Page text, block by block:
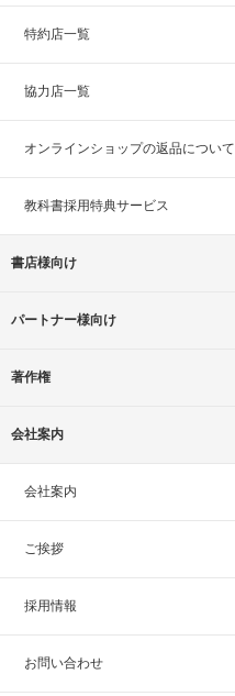
特約店一覧
協力店一覧
オンラインショップの返品について
教科書採用特典サービス
書店様向け
パートナー様向け
著作権
会社案内
会社案内
ご挨拶
採用情報
お問い合わせ